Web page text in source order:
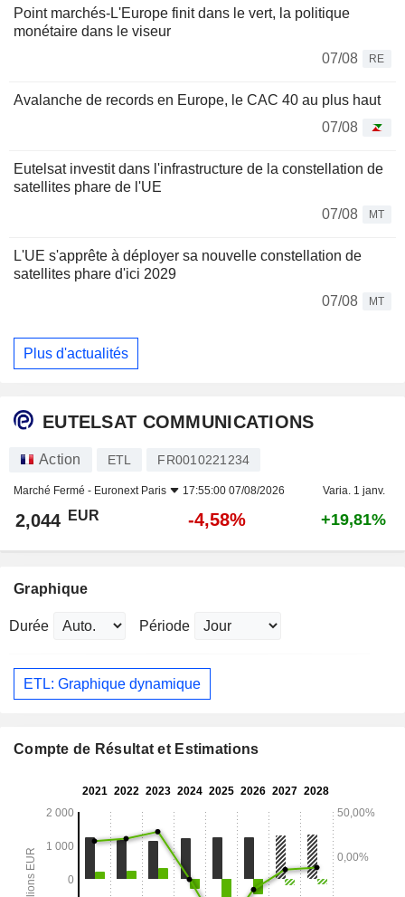
Point marchés-L'Europe finit dans le vert, la politique
monétaire dans le viseur
07/08
RE
Avalanche de records en Europe, le CAC 40 au plus haut
07/08
Eutelsat investit dans l'infrastructure de la constellation de
satellites phare de l'UE
07/08
MT
L'UE s'apprête à déployer sa nouvelle constellation de
satellites phare d'ici 2029
07/08
MT
Plus d'actualités
EUTELSAT COMMUNICATIONS
Action ETL FR0010221234
Marché Fermé - Euronext Paris 17:55:00 07/08/2026 Varia. 1 janv.
2,044 EUR -4,58% +19,81%
Graphique
Durée Période
ETL: Graphique dynamique
Compte de Résultat et Estimations